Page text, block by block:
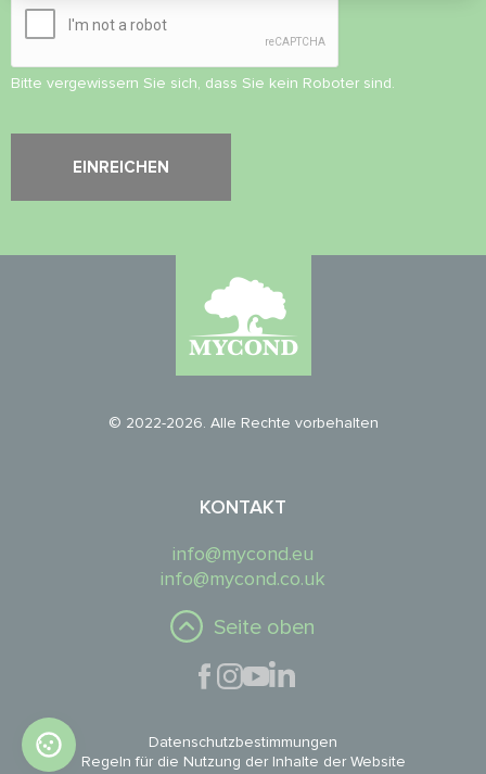
Bitte vergewissern Sie sich, dass Sie kein Roboter sind.
© 2022-2026. Alle Rechte vorbehalten
KONTAKT
info@mycond.eu
info@mycond.co.uk
Seite oben
Datenschutzbestimmungen
Regeln für die Nutzung der Inhalte der Website